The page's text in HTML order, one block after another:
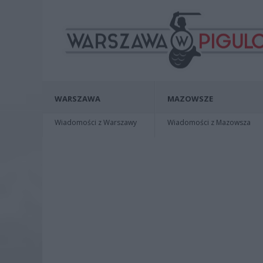
WARSZAWA
Wiadomości z Warszawy
MAZOWSZE
Wiadomości z Mazowsza